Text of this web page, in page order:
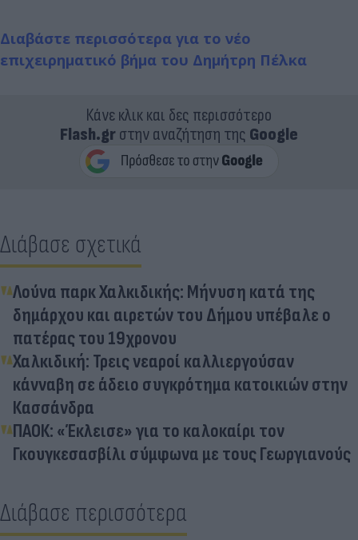
Διαβάστε περισσότερα για το νέο
επιχειρηματικό βήμα του Δημήτρη Πέλκα
Κάνε κλικ και δες περισσότερο
Flash.grστην αναζήτηση της Google
Διάβασε σχετικά
Λούνα παρκ Χαλκιδικής: Μήνυση κατά της
δημάρχου και αιρετών του Δήμου υπέβαλε ο
πατέρας του 19χρονου
Χαλκιδική: Τρεις νεαροί καλλιεργούσαν
κάνναβη σε άδειο συγκρότημα κατοικιών στην
Κασσάνδρα
ΠΑΟΚ: «Έκλεισε» για το καλοκαίρι τον
Γκουγκεσασβίλι σύμφωνα με τους Γεωργιανούς
Διάβασε περισσότερα